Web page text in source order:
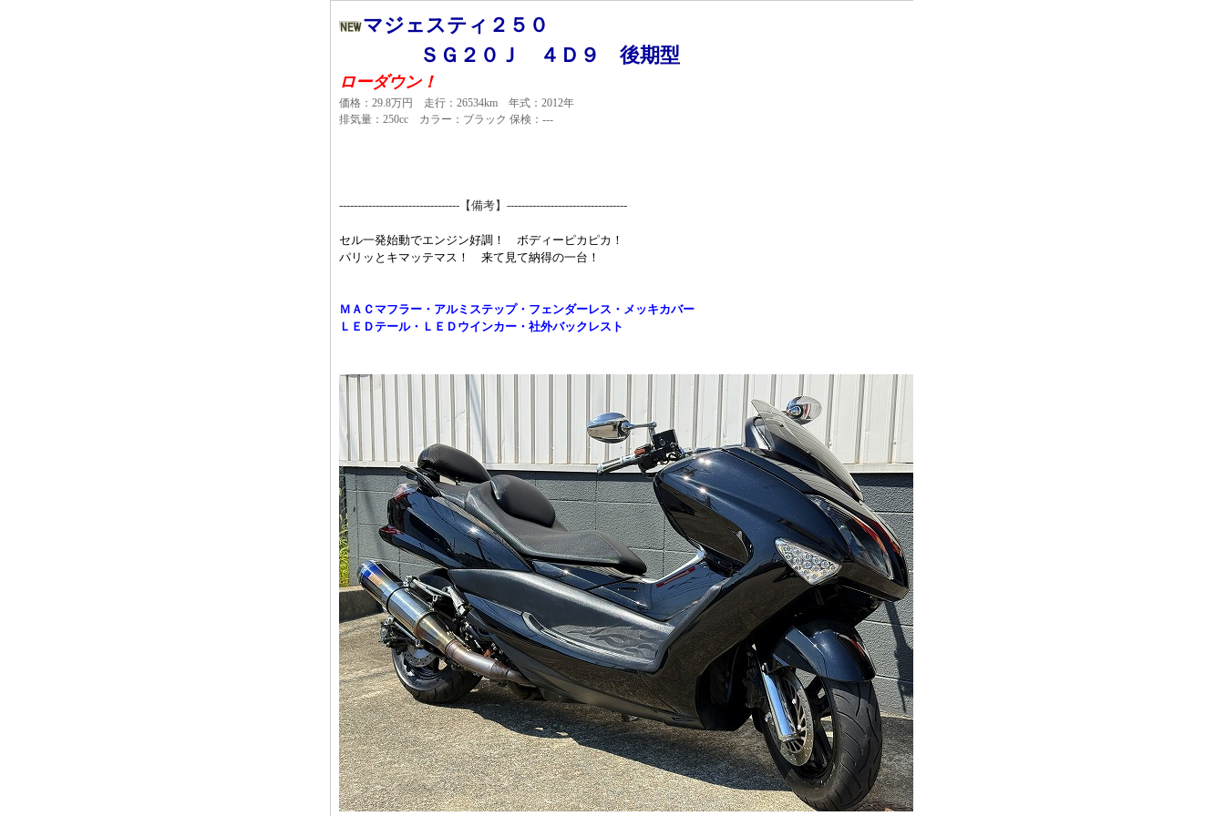
マジェスティ２５０
ＳＧ２０Ｊ ４Ｄ９ 後期型
ローダウン！
価格：29.8万円 走行：26534km 年式：2012年
排気量：250cc カラー：ブラック 保検：---
---------------------------------【備考】---------------------------------
セル一発始動でエンジン好調！ ボディーピカピカ！
パリッとキマッテマス！ 来て見て納得の一台！
ＭＡＣマフラー・アルミステップ・フェンダーレス・メッキカバー
ＬＥＤテール・ＬＥＤウインカー・社外バックレスト